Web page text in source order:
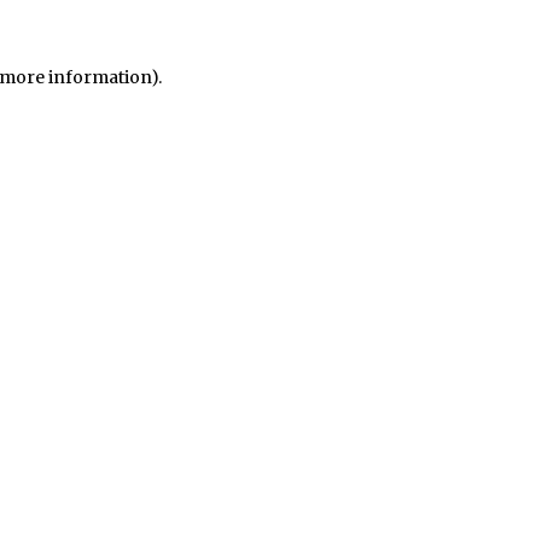
more information).